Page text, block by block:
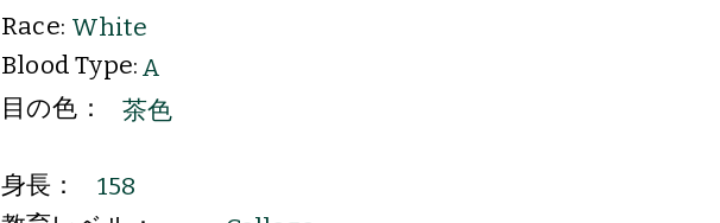
Race: White
Blood Type:A
目の色：
茶色
身長：
158